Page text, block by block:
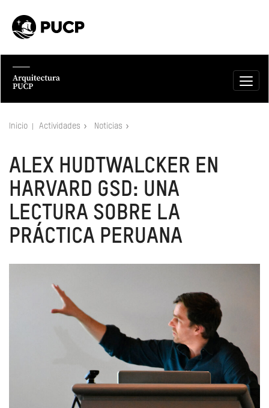
Inicio Actividades Noticias
ALEX HUDTWALCKER EN
HARVARD GSD: UNA
LECTURA SOBRE LA
PRÁCTICA PERUANA